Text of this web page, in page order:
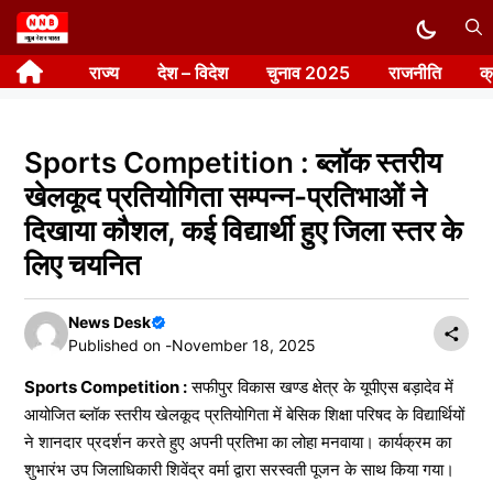
Skip
to
content राज्य देश – विदेश चुनाव 2025 राजनीति
Sports Competition : ब्लॉक स्तरीय
खेलकूद प्रतियोगिता सम्पन्न-प्रतिभाओं ने
दिखाया कौशल, कई विद्यार्थी हुए जिला स्तर के
लिए चयनित
News Desk
Published on -November 18, 2025
Sports Competition :सफीपुर विकास खण्ड क्षेत्र के यूपीएस बड़ादेव में
आयोजित ब्लॉक स्तरीय खेलकूद प्रतियोगिता में बेसिक शिक्षा परिषद के विद्यार्थियों
ने शानदार प्रदर्शन करते हुए अपनी प्रतिभा का लोहा मनवाया। कार्यक्रम का
शुभारंभ उप जिलाधिकारी शिवेंद्र वर्मा द्वारा सरस्वती पूजन के साथ किया गया।